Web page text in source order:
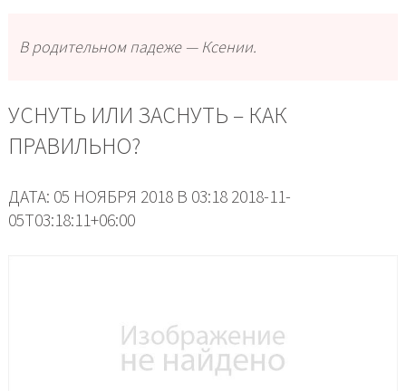
В родительном падеже — Ксении.
УСНУТЬ ИЛИ ЗАСНУТЬ – КАК
ПРАВИЛЬНО?
ДАТА: 05 НОЯБРЯ 2018 В 03:18 2018-11-
05T03:18:11+06:00